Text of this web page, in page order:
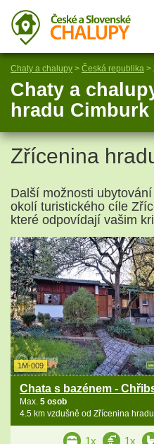
Chaty a chalupy > Česká republika >
Chaty a
hradu Cimburk
Zřícenina
Další možnosti
okolí turistického cíle
které odpovídají vašim
1M-009
Chata s bazénem -
Max. 5 osob
4.5 km vzdušně od Zřícenina
1x 1x